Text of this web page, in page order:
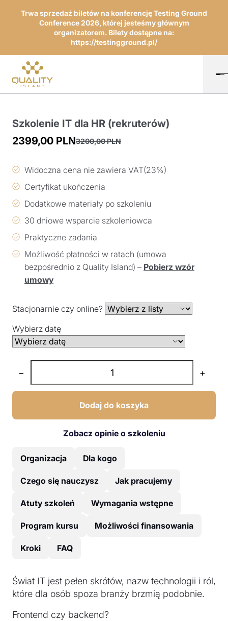
Trwa sprzedaż biletów na konferencję Testing Ground
Conference 2026, której jesteśmy głównym
organizatorem. Bilety dostępne na:
https://testingground.pl/
Szkolenie IT dla HR (rekruterów)
3200,00PLN
cena
3200,00 PLN.
2399,00 PLN
cena
2399,00 PLN.
Widoczna cena nie zawiera VAT(23%)
Certyfikat ukończenia
Dodatkowe materiały po szkoleniu
30 dniowe wsparcie szkoleniowca
Praktyczne zadania
Możliwość płatności w ratach (umowa
bezpośrednio z Quality Island) – Pobierz wzór
umowy
Stacjonarnie czy online?
Wybierz datę
− +
Dodaj do koszyka
Zobacz opinie o szkoleniu
Organizacja Dla kogo
Czego się nauczysz Jak pracujemy
Atuty szkoleń Wymagania wstępne
Program kursu Możliwości finansowania
Kroki FAQ
Świat IT jest pełen skrótów, nazw technologii i ról,
które dla osób spoza branży brzmią podobnie.
Frontend czy backend?